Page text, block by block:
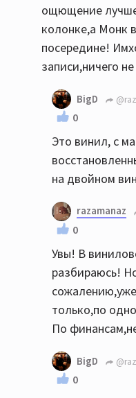
ощющение
колонке,а Монк
посередине!
записи,ничего
BigD
0
Это винил, с
на двойном
razamanaz
0
Увы! В
разбираюсь!
только,по
По
BigD
0